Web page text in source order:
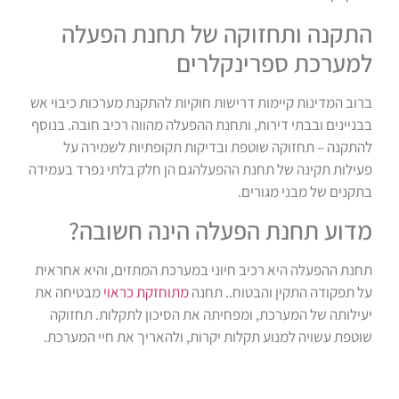
התקנה ותחזוקה של תחנת הפעלה
למערכת ספרינקלרים
ברוב המדינות קיימות דרישות חוקיות להתקנת מערכות כיבוי אש
בבניינים ובבתי דירות, ותחנת ההפעלה מהווה רכיב חובה. בנוסף
להתקנה – תחזוקה שוטפת ובדיקות תקופתיות לשמירה על
פעילות תקינה של תחנת ההפעלהגם הן חלק בלתי נפרד בעמידה
בתקנים של מבני מגורים.
מדוע תחנת הפעלה הינה חשובה?
תחנת ההפעלה היא רכיב חיוני במערכת המתזים, והיא אחראית
על תפקודה התקין והבטוח.. תחנהמתוחזקת כראוימבטיחה את
יעילותה של המערכת, ומפחיתה את הסיכון לתקלות. תחזוקה
שוטפת עשויה למנוע תקלות יקרות, ולהאריך את חיי המערכת.